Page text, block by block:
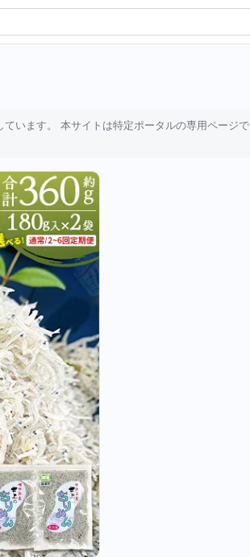
います。 本サイトは特定ポータルの専用ページで